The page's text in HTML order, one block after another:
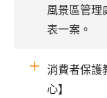
風景區管理
表一案。
消費者保護
心】